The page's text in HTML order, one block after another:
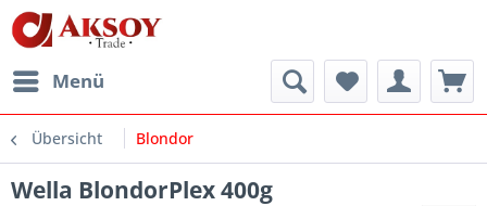
Menü
Übersicht Blondor
Wella BlondorPlex 400g